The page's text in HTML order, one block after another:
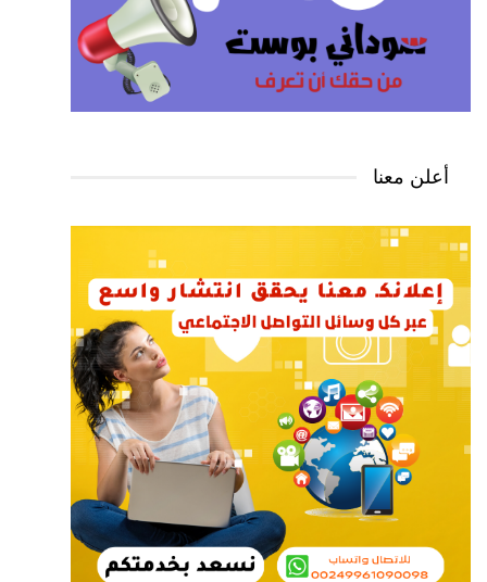
أعلن معنا